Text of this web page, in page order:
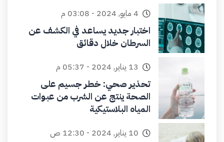
4 مايو, 2024 - 03:08 م
اختبار جديد يساعد في الكشف عن
السرطان خلال دقائق
13 يناير, 2024 - 05:37 م
تحذير صحي: خطر جسيم على
الصحة ينتج عن الشرب من عبوات
المياه البلاستيكية
10 يناير, 2024 - 12:30 ص